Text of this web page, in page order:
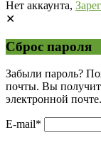
Нет аккаунта,
Сброс пароля
Забыли пароль?
почты. Вы
электронной почте.
E-mail*